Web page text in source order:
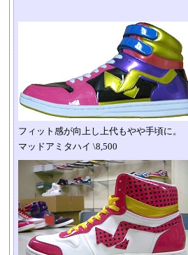
フィット感が向上し上代もやや手頃に。
マッドアミタハイ \8,500